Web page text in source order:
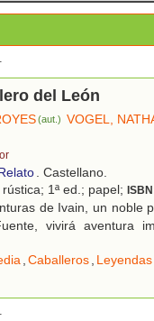
del León
(aut.) VOGEL,
. Castellano.
1ª ed.; papel;
de Ivain, un noble
vivirá aventura
,Caballeros, Leyendas